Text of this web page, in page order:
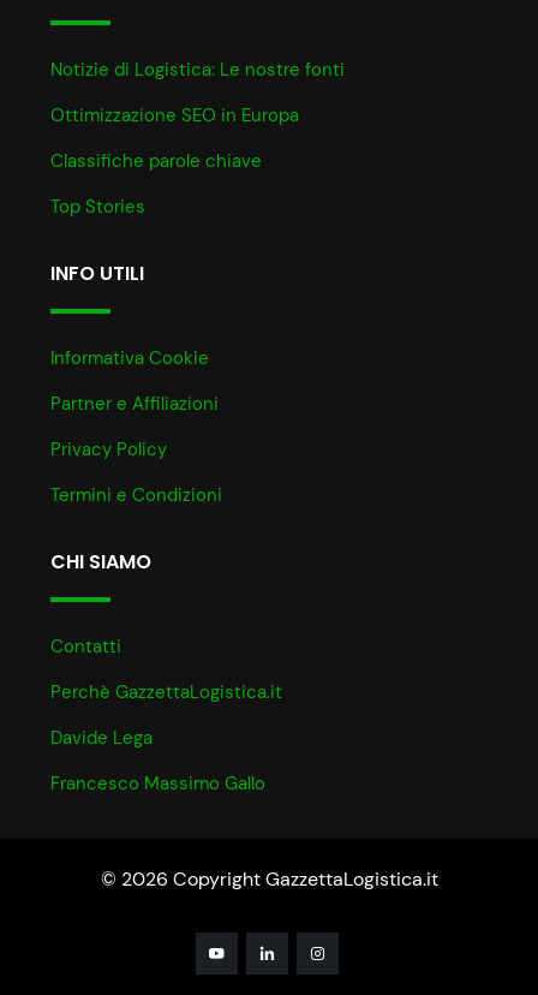
Notizie di Logistica: Le nostre fonti
Ottimizzazione SEO in Europa
Classifiche parole chiave
Top Stories
INFO UTILI
Informativa Cookie
Partner e Affiliazioni
Privacy Policy
Termini e Condizioni
CHI SIAMO
Contatti
Perchè GazzettaLogistica.it
Davide Lega
Francesco Massimo Gallo
© 2026 Copyright GazzettaLogistica.it